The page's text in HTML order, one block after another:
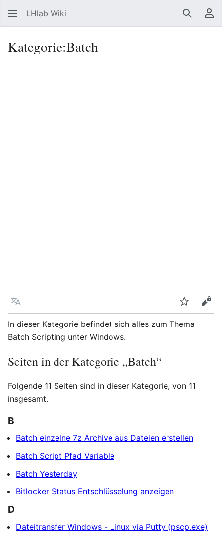
LHlab Wiki Suchen
Kategorie:Batch
Sprache
In dieser Kategorie befindet sich alles zum Thema
Batch Scripting unter Windows.
Seiten in der Kategorie „Batch“
Folgende 11 Seiten sind in dieser Kategorie, von 11
insgesamt.
B
Batch einzelne 7z Archive aus Dateien erstellen
Batch Script Pfad Variable
Batch Yesterday
Bitlocker Status Entschlüsselung anzeigen
D
Dateitransfer Windows - Linux via Putty (pscp.exe)